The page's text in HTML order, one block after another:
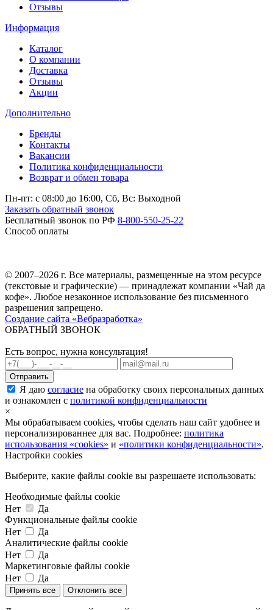
Отзывы
Информация
Каталог
О компании
Доставка
Отзывы
Акции
Дополнительно
Бренды
Контакты
Вакансии
Политика конфиденциальности
Возврат и обмен товара
Пн-пт: c 08:00 до 16:00, Сб, Вс: Выходной
Заказать обратный звонок
Бесплатный звонок по РФ 8-800-550-25-22
Способ оплаты
© 2007–2026 г. Все материалы, размещенные на этом ресурсе
(текстовые и графические) — принадлежат компании «Чай да
кофе». Любое незаконное использование без письменного
разрешения запрещено.
Создание сайта «Вебразработка»
ОБРАТНЫЙ ЗВОНОК
Есть вопрос, нужна консультация!
Я даю согласие на обработку своих персональных данных
и ознакомлен с политикой конфиденциальности
×
Мы обрабатываем cookies, чтобы сделать наш сайт удобнее и
персонализированнее для вас. Подробнее: политика
использования «cookies» и «политики конфиденциальности».
Настройки cookies
Выберите, какие файлы cookie вы разрешаете использовать:
Необходимые файлы cookie
Нет
Да
Функциональные файлы cookie
Нет
Да
Аналитические файлы cookie
Нет
Да
Маркетинговые файлы cookie
Нет
Да
Принять все Отклонить все